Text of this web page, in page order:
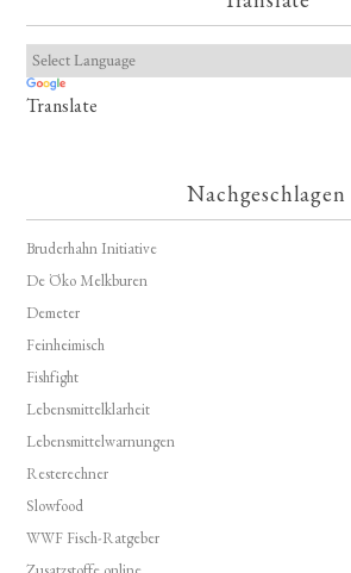
Translate
Nachgeschlagen
Bruderhahn Initiative
De Öko Melkburen
Demeter
Feinheimisch
Fishfight
Lebensmittelklarheit
Lebensmittelwarnungen
Resterechner
Slowfood
WWF Fisch-Ratgeber